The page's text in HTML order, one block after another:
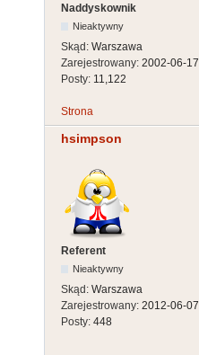
Naddyskownik
Nieaktywny
Skąd: Warszawa
Zarejestrowany: 2002-06-17
Posty: 11,122
Strona
hsimpson
Referent
Nieaktywny
Skąd: Warszawa
Zarejestrowany: 2012-06-07
Posty: 448